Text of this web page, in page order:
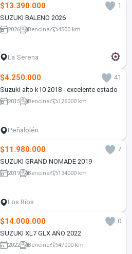
$13.390.000
1
SUZUKI BALENO 2026
2026 Bencina 4500 km
La Serena
$4.250.000
41
Suzuki alto k10 2018 - excelente estado
2015 Bencina 126000 km
Peñalolén
$11.980.000
7
SUZUKI GRAND NOMADE 2019
2019 Bencina 134000 km
Los Ríos
$14.000.000
0
SUZUKI XL7 GLX AÑO 2022
2022 Bencina 47000 km